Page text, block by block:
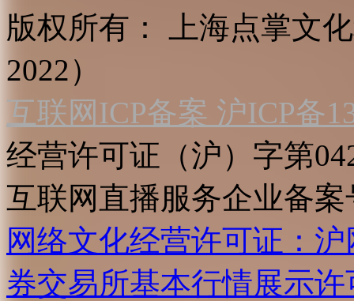
版权所有：
上海点掌文
2022）
互联网ICP备案 沪ICP备
经营许可证（沪）字第
互联网直播服务企业备案
网络文化经营许可证：
券交易所基本行情展示许